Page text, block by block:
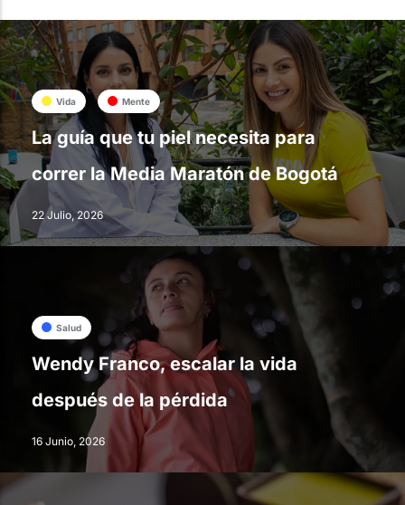
Vida Mente
La guía que tu piel necesita para
correr la Media Maratón de Bogotá
22 Julio, 2026
Salud
Wendy Franco, escalar la vida
después de la pérdida
16 Junio, 2026